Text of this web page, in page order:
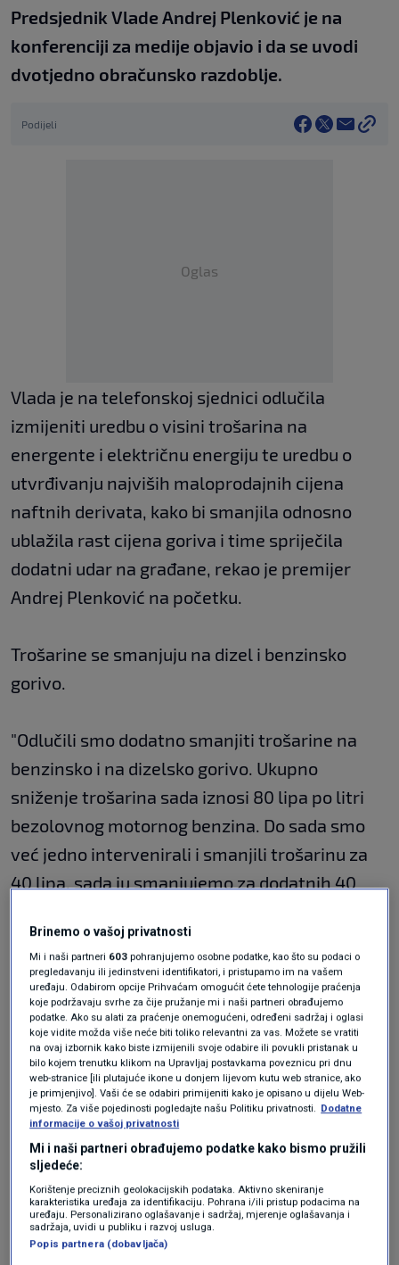
Predsjednik Vlade Andrej Plenković je na
konferenciji za medije objavio i da se uvodi
dvotjedno obračunsko razdoblje.
Podijeli
Oglas
Vlada je na telefonskoj sjednici odlučila
izmijeniti uredbu o visini trošarina na
energente i električnu energiju te uredbu o
utvrđivanju najviših maloprodajnih cijena
naftnih derivata, kako bi smanjila odnosno
ublažila rast cijena goriva i time spriječila
dodatni udar na građane, rekao je premijer
Andrej Plenković na početku.
Trošarine se smanjuju na dizel i benzinsko
gorivo.
"Odlučili smo dodatno smanjiti trošarine na
benzinsko i na dizelsko gorivo. Ukupno
sniženje trošarina sada iznosi 80 lipa po litri
bezolovnog motornog benzina. Do sada smo
već jedno intervenirali i smanjili trošarinu za
40 lipa, sada ju smanjujemo za dodatnih 40
gorivo smo smanjili već ranije za 20 lipa i sada
je smanjujemo za dodatnih 20 lipa", kaže
premijer dodajući da je država ukupno do sada
smanjila trošarine s 3,86 kn na 3,06 kn za litru
benzinskog goriva te s 3,06 kn na 2,66 kn za
litru dizela.
Premijer je istaknuo i kako se uredbom dodatno
ograničava i marža proizvođačima i
distributerima, i to za dodatnih 10 lipa. Tako se
marža za benzinska i dizelska goriva smanjuje
sa 75 lipa na 65 lipa po liti, a za plavi dizel s 50
Brinemo o vašoj privatnosti
Mi i naši partneri 603 pohranjujemo osobne podatke, kao što su podaci o
pregledavanju ili jedinstveni identifikatori, i pristupamo im na vašem
uređaju. Odabirom opcije Prihvaćam omogućit ćete tehnologije praćenja
koje podržavaju svrhe za čije pružanje mi i naši partneri obrađujemo
podatke. Ako su alati za praćenje onemogućeni, određeni sadržaj i oglasi
koje vidite možda više neće biti toliko relevantni za vas. Možete se vratiti
na ovaj izbornik kako biste izmijenili svoje odabire ili povukli pristanak u
bilo kojem trenutku klikom na Upravljaj postavkama poveznicu pri dnu
web-stranice [ili plutajuće ikone u donjem lijevom kutu web stranice, ako
je primjenjivo]. Vaši će se odabiri primijeniti kako je opisano u dijelu Web-
mjesto. Za više pojedinosti pogledajte našu Politiku privatnosti. Dodatne
informacije o vašoj privatnosti
Mi i naši partneri obrađujemo podatke kako bismo pružili
sljedeće:
Korištenje preciznih geolokacijskih podataka. Aktivno skeniranje
karakteristika uređaja za identifikaciju. Pohrana i/ili pristup podacima na
uređaju. Personalizirano oglašavanje i sadržaj, mjerenje oglašavanja i
sadržaja, uvidi u publiku i razvoj usluga.
Popis partnera (dobavljača)